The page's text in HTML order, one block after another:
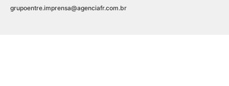
grupoentre.imprensa@agenciafr.com.br